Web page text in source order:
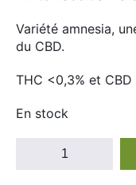
Variété amnesia,
du CBD.
THC <0,3% et CBD
En stock
quantité
Adalya
Al Fakher
Cristal Puff
SoGood
CBD